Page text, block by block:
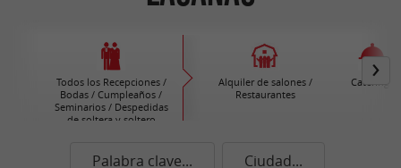
Todos los Recepciones /
Bodas / Cumpleaños /
Seminarios / Despedidas
de soltera y soltero
Alquiler de salones /
Restaurantes
Caterings
Palabra clave... Ciudad...